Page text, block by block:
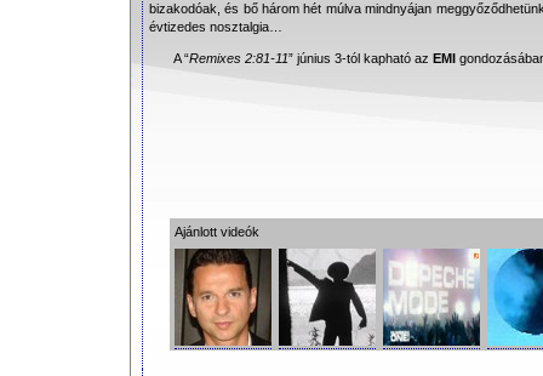
bizakodóak, és bő három hét múlva mindnyájan
évtizedes nosztalgia…
A “Remixes 2:81-11” június 3-tól kapható az EMI
Ajánlott videók